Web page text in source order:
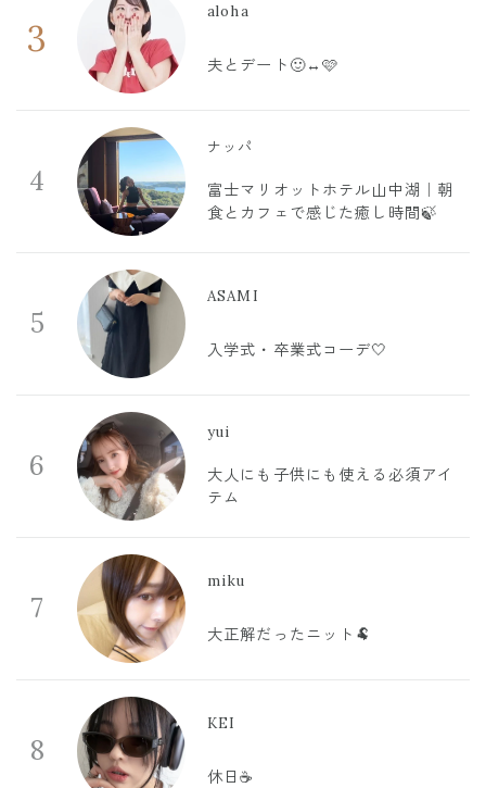
3
aloha
夫とデート🙂‍↔️🩷
4
ナッパ
富士マリオットホテル山中湖｜朝
食とカフェで感じた癒し時間🍃
5
ASAMI
入学式・卒業式コーデ🤍
6
yui
大人にも子供にも使える必須アイ
テム
7
miku
大正解だったニット🐏
8
KEI
休日☕️